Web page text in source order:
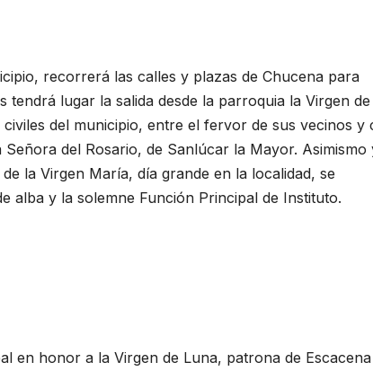
recorrerá las calles y plazas de Chucena para
lugar la salida desde la parroquia la Virgen
del municipio, entre el fervor de sus vecinos y
del Rosario, de Sanlúcar la Mayor. Asimismo
la Virgen María, día grande en la localidad, se
alba y la solemne Función Principal de Instituto.
en honor a la Virgen de Luna, patrona de